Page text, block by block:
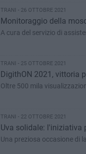
TRANI - 26 OTTOBRE 2021
Monitoraggio della
A cura del servizio di
TRANI - 25 OTTOBRE 2021
DigithON 2021, vittoria
Oltre 500 mila
TRANI - 22 OTTOBRE 2021
Uva solidale: l'iniziativa
Una preziosa occasione di